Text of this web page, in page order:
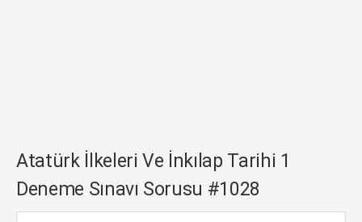
Atatürk İlkeleri Ve İnkılap Tarihi 1
Deneme Sınavı Sorusu #1028